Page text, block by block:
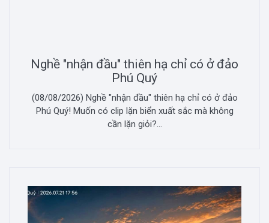
Nghề "nhận đầu" thiên hạ chỉ có ở đảo
Phú Quý
(08/08/2026) Nghề "nhận đầu" thiên hạ chỉ có ở đảo
Phú Quý! Muốn có clip lặn biển xuất sắc mà không
cần lặn giỏi?...